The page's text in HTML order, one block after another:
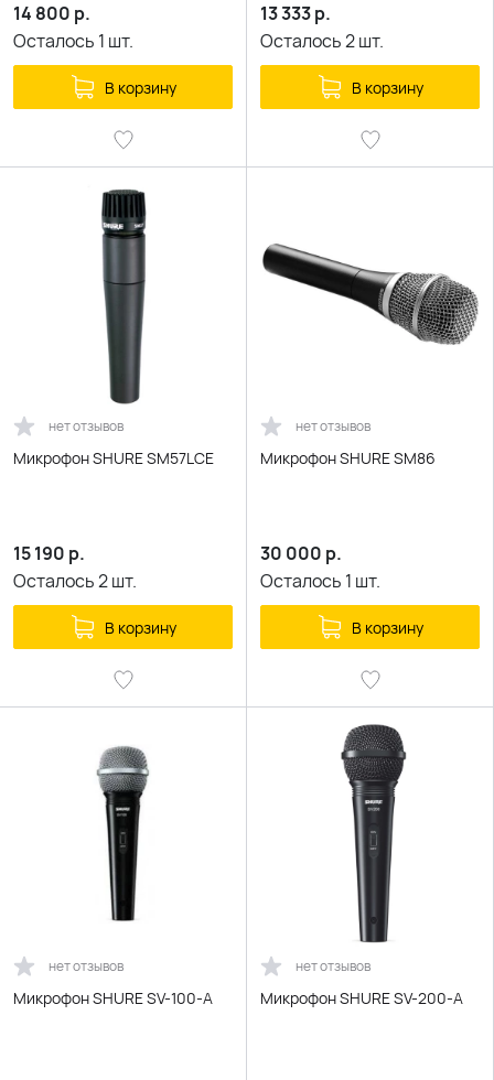
14 800 р.
Осталось 1 шт.
В корзину
13 333р.
Осталось2шт.
В корзину
нет отзывов
Микрофон SHURE SM57LCE
15 190 р.
Осталось2шт.
В корзину
нет отзывов
Микрофон SHURE SM86
30 000 р.
Осталось 1 шт.
В корзину
нет отзывов
Микрофон SHURE SV-100-A
нет отзывов
Микрофон SHURE SV-200-A